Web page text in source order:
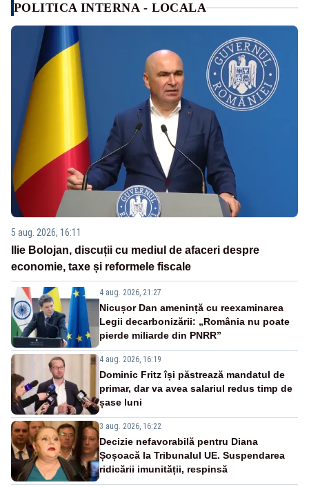
POLITICA INTERNA - LOCALA
5 aug. 2026, 16:11
Ilie Bolojan, discuții cu mediul de afaceri despre
economie, taxe și reformele fiscale
4 aug. 2026, 21:27
Nicușor Dan amenință cu reexaminarea
Legii decarbonizării: „România nu poate
pierde miliarde din PNRR”
4 aug. 2026, 16:19
Dominic Fritz își păstrează mandatul de
primar, dar va avea salariul redus timp de
șase luni
3 aug. 2026, 16:22
Decizie nefavorabilă pentru Diana
Șoșoacă la Tribunalul UE. Suspendarea
ridicării imunității, respinsă